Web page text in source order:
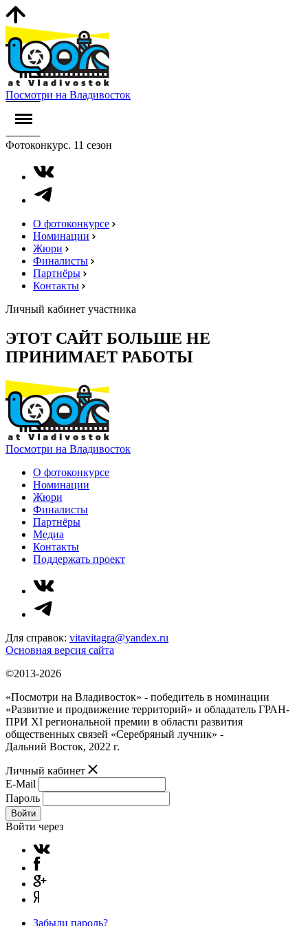
Посмотри на Владивосток
Фотоконкурс. 11 сезон
О фотоконкурсе
Номинации
Жюри
Финалисты
Партнёры
Контакты
Личный кабинет участника
ЭТОТ САЙТ БОЛЬШЕ НЕ
ПРИНИМАЕТ РАБОТЫ
Посмотри на Владивосток
О фотоконкурсе
Номинации
Жюри
Финалисты
Партнёры
Медиа
Контакты
Поддержать проект
Для справок: vitavitagra@yandex.ru
Основная версия сайта
©2013-2026
«Посмотри на Владивосток» - победитель в номинации
«Развитие и продвижение территорий» и обладатель ГРАН-
ПРИ XI региональной премии в области развития
общественных связей «Серебряный лучник» -
Дальний Восток, 2022 г.
Личный кабинет
E-Mail
Пароль
Войти
Войти через
Забыли пароль?